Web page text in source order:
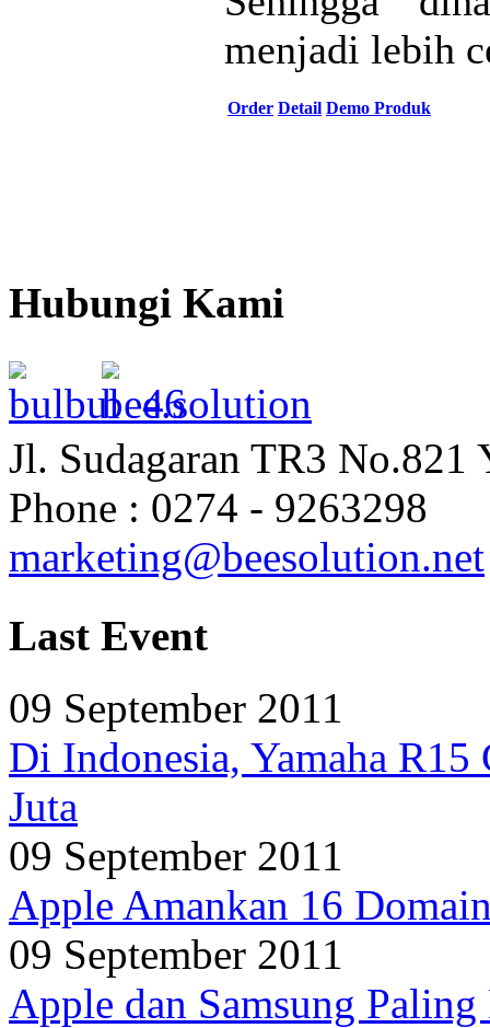
menjadi lebih
Order Detail Demo Produk
Hubungi Kami
Jl. Sudagaran TR3 No.821
Phone : 0274 - 9263298
marketing@beesolution.net
Last Event
09 September 2011
Di Indonesia, Yamaha
Juta
09 September 2011
Apple Amankan 16
09 September 2011
Apple dan Samsung